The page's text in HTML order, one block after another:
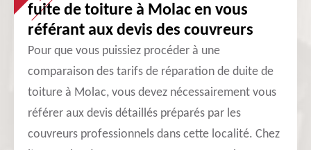
fuite de toiture à Molac en vous
référant aux devis des couvreurs
Pour que vous puissiez procéder à une
comparaison des tarifs de réparation de duite de
toiture à Molac, vous devez nécessairement vous
référer aux devis détaillés préparés par les
couvreurs professionnels dans cette localité. Chez